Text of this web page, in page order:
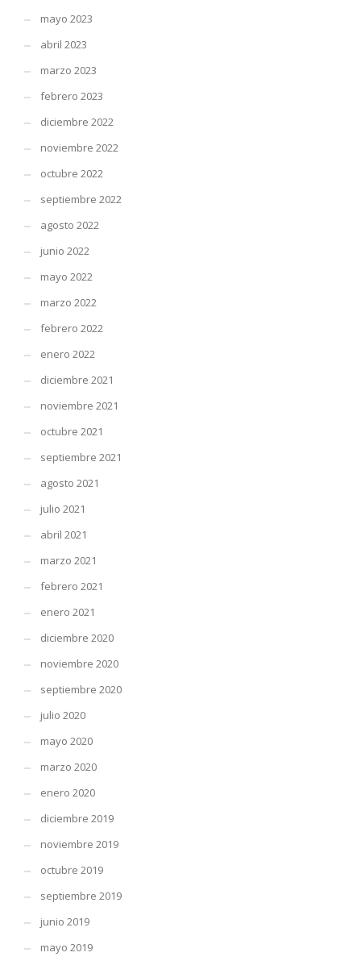
mayo 2023
abril 2023
marzo 2023
febrero 2023
diciembre 2022
noviembre 2022
octubre 2022
septiembre 2022
agosto 2022
junio 2022
mayo 2022
marzo 2022
febrero 2022
enero 2022
diciembre 2021
noviembre 2021
octubre 2021
septiembre 2021
agosto 2021
julio 2021
abril 2021
marzo 2021
febrero 2021
enero 2021
diciembre 2020
noviembre 2020
septiembre 2020
julio 2020
mayo 2020
marzo 2020
enero 2020
diciembre 2019
noviembre 2019
octubre 2019
septiembre 2019
junio 2019
mayo 2019